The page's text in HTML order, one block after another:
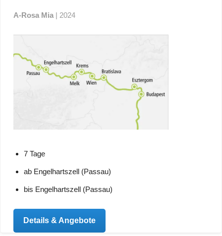
A-Rosa Mia | 2024
7 Tage
ab Engelhartszell (Passau)
bis Engelhartszell (Passau)
Details & Angebote